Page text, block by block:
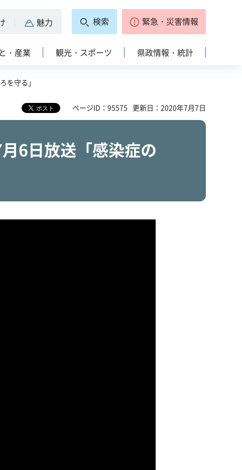
魅力 検索 緊急・災害情報
・産業 観光・スポーツ 県政情報・統計
を守る」
ページID：95575 更新日：2020年7月7日
6日放送「感染症の